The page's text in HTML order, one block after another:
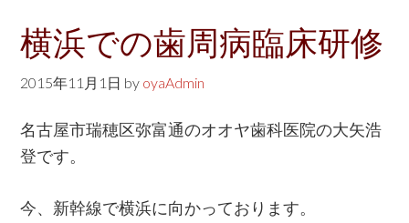
横浜での歯周病臨床研修
2015年11月1日 by oyaAdmin
名古屋市瑞穂区弥富通のオオヤ歯科医院の大矢浩
登です。
今、新幹線で横浜に向かっております。